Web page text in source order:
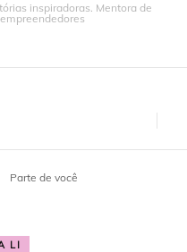
inspiradoras. Mentora de
Parte de você
LI